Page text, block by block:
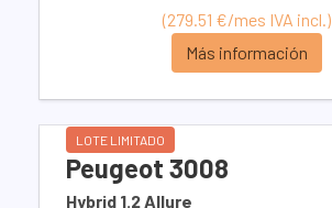
(279.51 €/mes IVA incl.)
Más información
LOTE LIMITADO
Peugeot 3008
Hybrid 1.2 Allure